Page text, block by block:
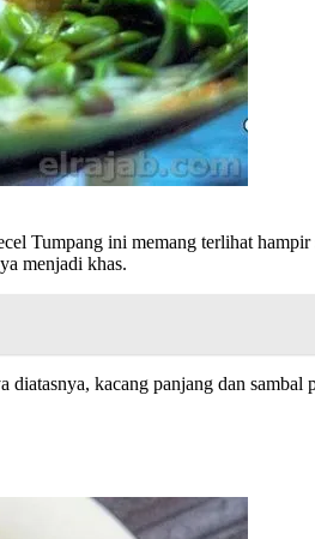
Tumpang ini memang terlihat
menjadi khas.
kacang panjang dan